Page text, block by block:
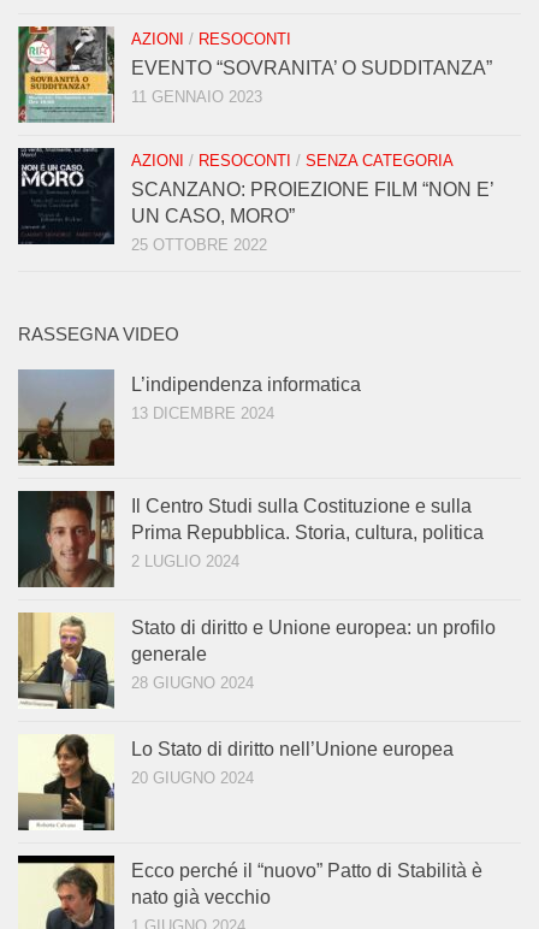
AZIONI / RESOCONTI
EVENTO “SOVRANITA’ O SUDDITANZA”
11 GENNAIO 2023
AZIONI / RESOCONTI / SENZA CATEGORIA
SCANZANO: PROIEZIONE FILM “NON E’
UN CASO, MORO”
25 OTTOBRE 2022
RASSEGNA VIDEO
L’indipendenza informatica
13 DICEMBRE 2024
Il Centro Studi sulla Costituzione e sulla
Prima Repubblica. Storia, cultura, politica
2 LUGLIO 2024
Stato di diritto e Unione europea: un profilo
generale
28 GIUGNO 2024
Lo Stato di diritto nell’Unione europea
20 GIUGNO 2024
Ecco perché il “nuovo” Patto di Stabilità è
nato già vecchio